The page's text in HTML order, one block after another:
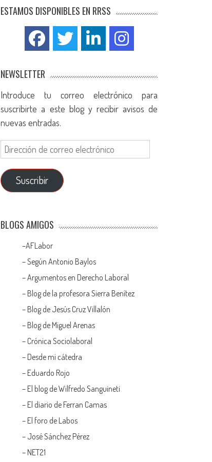
ESTAMOS DISPONIBLES EN RRSS
NEWSLETTER
Introduce tu correo electrónico para
suscribirte a este blog y recibir avisos de
nuevas entradas.
Suscribir
BLOGS AMIGOS
–AFLabor
– Según Antonio Baylos
–Argumentos en Derecho Laboral
– Blog de la profesora Sierra Benítez
– Blog de Jesús Cruz Villalón
– Blog de Miguel Arenas
– Crónica Sociolaboral
– Desde mi cátedra
– Eduardo Rojo
– El blog de Wilfredo Sanguineti
– El diario de Ferran Camas
– El foro de Labos
– José Sánchez Pérez
– NET21